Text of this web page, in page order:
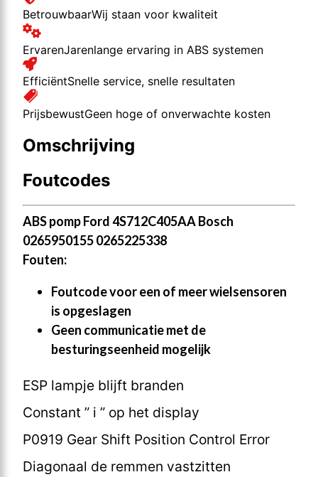
BetrouwbaarWij staan voor kwaliteit
ErvarenJarenlange ervaring in ABS systemen
EfficiëntSnelle service, snelle resultaten
PrijsbewustGeen hoge of onverwachte kosten
Omschrijving
Foutcodes
ABS pomp Ford 4S712C405AA Bosch
0265950155 0265225338
Fouten:
Foutcode voor een of meer wielsensoren
is opgeslagen
Geen communicatie met de
besturingseenheid mogelijk
ESP lampje blijft branden
Constant ” i ” op het display
P0919 Gear Shift Position Control Error
Diagonaal de remmen vastzitten